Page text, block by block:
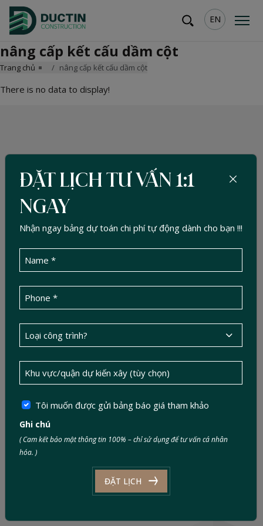
EN
nâng cấp kết cấu dầm cột
Trang chủ nâng cấp kết cấu dầm cột
There is no data to display!
Số 1, Đường 623D, Phường Phước Long,
TP.HCM
0886 343 343
ĐẶT LỊCH TƯ VẤN 1:1
NGAY
Nhận ngay bảng dự toán chi phí tự động dành cho bạn !!!
Tôi muốn được gửi bảng báo giá tham khảo
Ghi chú
( Cam kết bảo mật thông tin 100% – chỉ sử dụng để tư vấn cá nhân
hóa. )
ĐẶT LỊCH